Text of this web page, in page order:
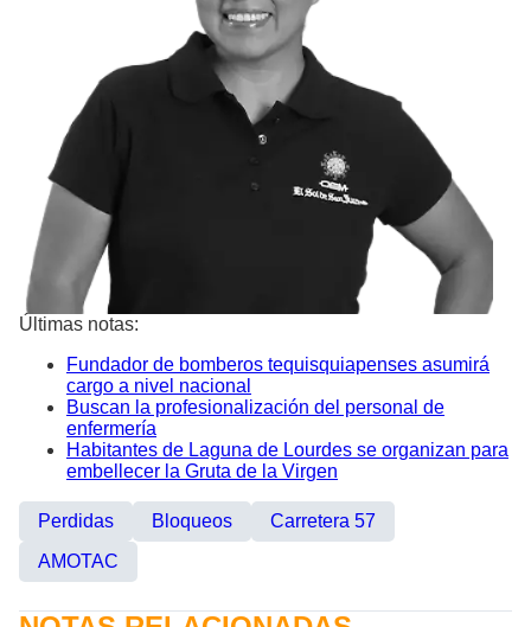
Últimas notas:
Fundador de bomberos tequisquiapenses asumirá
cargo a nivel nacional
Buscan la profesionalización del personal de
enfermería
Habitantes de Laguna de Lourdes se organizan para
embellecer la Gruta de la Virgen
Perdidas Bloqueos
Carretera 57
AMOTAC